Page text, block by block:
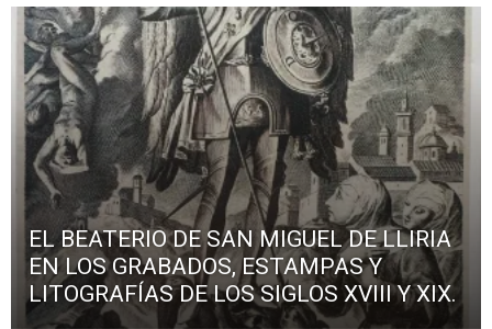
EL BEATERIO DE SAN MIGUEL DE LLIRIA
EN LOS GRABADOS, ESTAMPAS Y
LITOGRAFÍAS DE LOS SIGLOS XVIII Y XIX.